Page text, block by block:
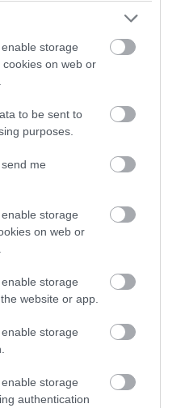
storage
on web or
to be sent to
purposes.
me
storage
on web or
storage
website or app.
storage
storage
authentication
Αλαφούζος έμειναν
εκλογές η προεδρία
είναι το πιο όμορφο
Μπενίτεθ και το
ως το 2030
ρεκόρ! – Η
επιχειρηματία που έχει
Παναθηναϊκό